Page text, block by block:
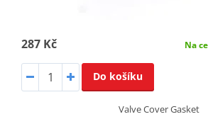
287 Kč Na
Do košíku
Valve Cover Gasket